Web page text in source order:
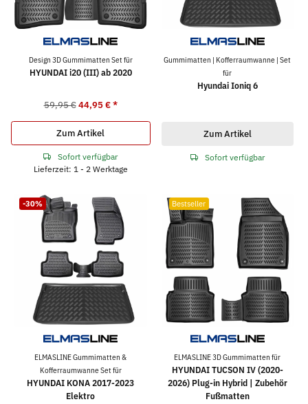
Design 3D Gummimatten Set für
HYUNDAI i20 (III) ab 2020
59,95 € 44,95 €*
Zum Artikel
Sofort verfügbar
Lieferzeit: 1 - 2 Werktage
Gummimatten | Kofferraumwanne | Set
für
Hyundai Ioniq 6
Zum Artikel
Sofort verfügbar
-30%
ELMASLINE Gummimatten &
Kofferraumwanne Set für
HYUNDAI KONA 2017-2023
Elektro
Bestseller
ELMASLINE 3D Gummimatten für
HYUNDAI TUCSON IV (2020-
2026) Plug-in Hybrid | Zubehör
Fußmatten